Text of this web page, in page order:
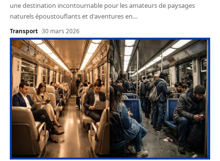
une destination incontournable pour les amateurs de paysages
naturels époustouflants et d'aventures en…
Transport 30 mars 2026